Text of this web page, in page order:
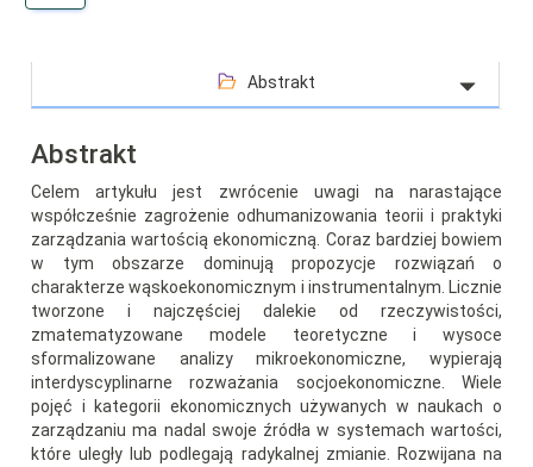
Abstrakt
Abstrakt
Celem artykułu jest zwrócenie uwagi na narastające
współcześnie zagrożenie odhumanizowania teorii i praktyki
zarządzania wartością ekonomiczną. Coraz bardziej bowiem
w tym obszarze dominują propozycje rozwiązań o
charakterze wąskoekonomicznym i instrumentalnym. Licznie
tworzone i najczęściej dalekie od rzeczywistości,
zmatematyzowane modele teoretyczne i wysoce
sformalizowane analizy mikroekonomiczne, wypierają
interdyscyplinarne rozważania socjoekonomiczne. Wiele
pojęć i kategorii ekonomicznych używanych w naukach o
zarządzaniu ma nadal swoje źródła w systemach wartości,
które uległy lub podlegają radykalnej zmianie. Rozwijana na